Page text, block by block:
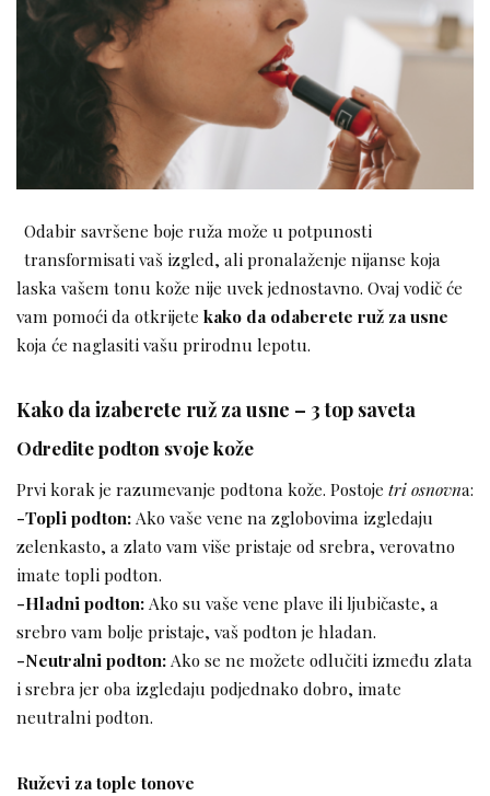
Odabir savršene boje ruža može u potpunosti
transformisati vaš izgled, ali pronalaženje nijanse koja
laska vašem tonu kože nije uvek jednostavno. Ovaj vodič će
vam pomoći da otkrijete kako da odaberete ruž za usne
koja će naglasiti vašu prirodnu lepotu.
Kako da izaberete ruž za usne – 3 top saveta
Odredite podton svoje kože
Prvi korak je razumevanje podtona kože. Postoje tri osnovna:
-Topli podton: Ako vaše vene na zglobovima izgledaju
zelenkasto, a zlato vam više pristaje od srebra, verovatno
imate topli podton.
-Hladni podton: Ako su vaše vene plave ili ljubičaste, a
srebro vam bolje pristaje, vaš podton je hladan.
-Neutralni podton: Ako se ne možete odlučiti između zlata
i srebra jer oba izgledaju podjednako dobro, imate
neutralni podton.
Ruževi za tople tonove